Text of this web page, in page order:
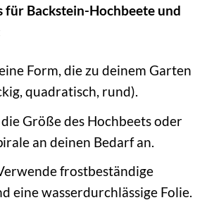
für Backstein-Hochbeete und
Form, die zu deinem Garten
quadratisch, rund).
die Größe des Hochbeets oder
an deinen Bedarf an.
frostbeständige
eine wasserdurchlässige Folie.